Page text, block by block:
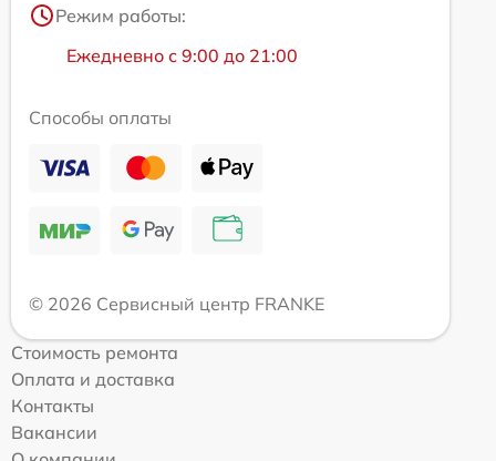
Режим работы:
Ежедневно с 9:00 до 21:00
Способы оплаты
© 2026 Сервисный центр FRANKE
Стоимость ремонта
Оплата и доставка
Контакты
Вакансии